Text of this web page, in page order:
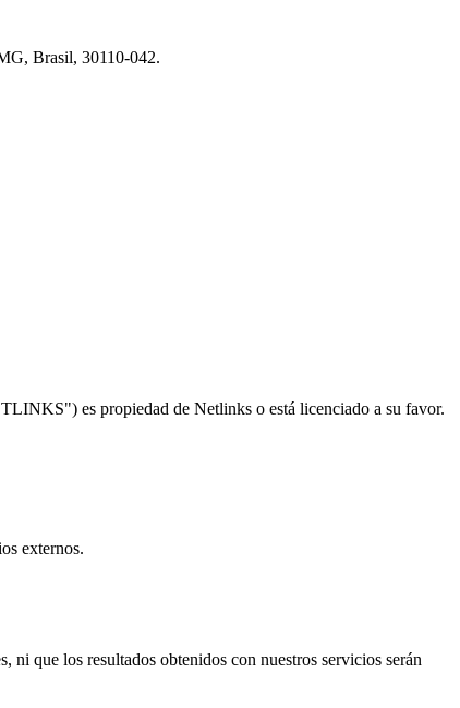
Brasil, 30110-042.
es propiedad de Netlinks o está licenciado a su favor.
externos.
que los resultados obtenidos con nuestros servicios serán